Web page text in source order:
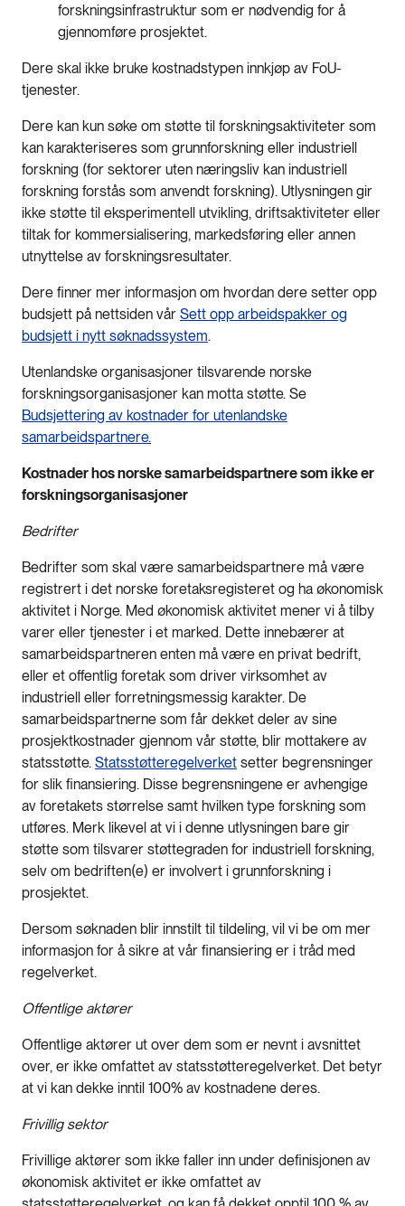
forskningsinfrastruktur som er nødvendig for å
gjennomføre prosjektet.
Dere skal ikke bruke kostnadstypen innkjøp av FoU-
tjenester.
Dere kan kun søke om støtte til forskningsaktiviteter som
kan karakteriseres som grunnforskning eller industriell
forskning (for sektorer uten næringsliv kan industriell
forskning forstås som anvendt forskning). Utlysningen gir
ikke støtte til eksperimentell utvikling, driftsaktiviteter eller
tiltak for kommersialisering, markedsføring eller annen
utnyttelse av forskningsresultater.
Dere finner mer informasjon om hvordan dere setter opp
budsjett på nettsiden vår Sett opp arbeidspakker og
budsjett i nytt søknadssystem.
Utenlandske organisasjoner tilsvarende norske
forskningsorganisasjoner kan motta støtte. Se
Budsjettering av kostnader for utenlandske
samarbeidspartnere.
Kostnader hos norske samarbeidspartnere som ikke er
forskningsorganisasjoner
Bedrifter
Bedrifter som skal være samarbeidspartnere må være
registrert i det norske foretaksregisteret og ha økonomisk
aktivitet i Norge. Med økonomisk aktivitet mener vi å tilby
varer eller tjenester i et marked. Dette innebærer at
samarbeidspartneren enten må være en privat bedrift,
eller et offentlig foretak som driver virksomhet av
industriell eller forretningsmessig karakter. De
samarbeidspartnerne som får dekket deler av sine
prosjektkostnader gjennom vår støtte, blir mottakere av
statsstøtte. Statsstøtteregelverket setter begrensninger
for slik finansiering. Disse begrensningene er avhengige
av foretakets størrelse samt hvilken type forskning som
utføres. Merk likevel at vi i denne utlysningen bare gir
støtte som tilsvarer støttegraden for industriell forskning,
selv om bedriften(e) er involvert i grunnforskning i
prosjektet.
Dersom søknaden blir innstilt til tildeling, vil vi be om mer
informasjon for å sikre at vår finansiering er i tråd med
regelverket.
Offentlige aktører
Offentlige aktører ut over dem som er nevnt i avsnittet
over, er ikke omfattet av statsstøtteregelverket. Det betyr
at vi kan dekke inntil 100% av kostnadene deres.
Frivillig sektor
Frivillige aktører som ikke faller inn under definisjonen av
økonomisk aktivitet er ikke omfattet av